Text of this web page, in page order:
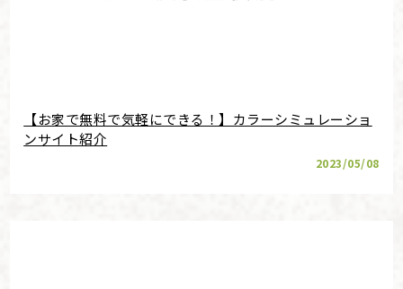
【お家で無料で気軽にできる！】カラーシミュレーショ
ンサイト紹介
2023/05/08